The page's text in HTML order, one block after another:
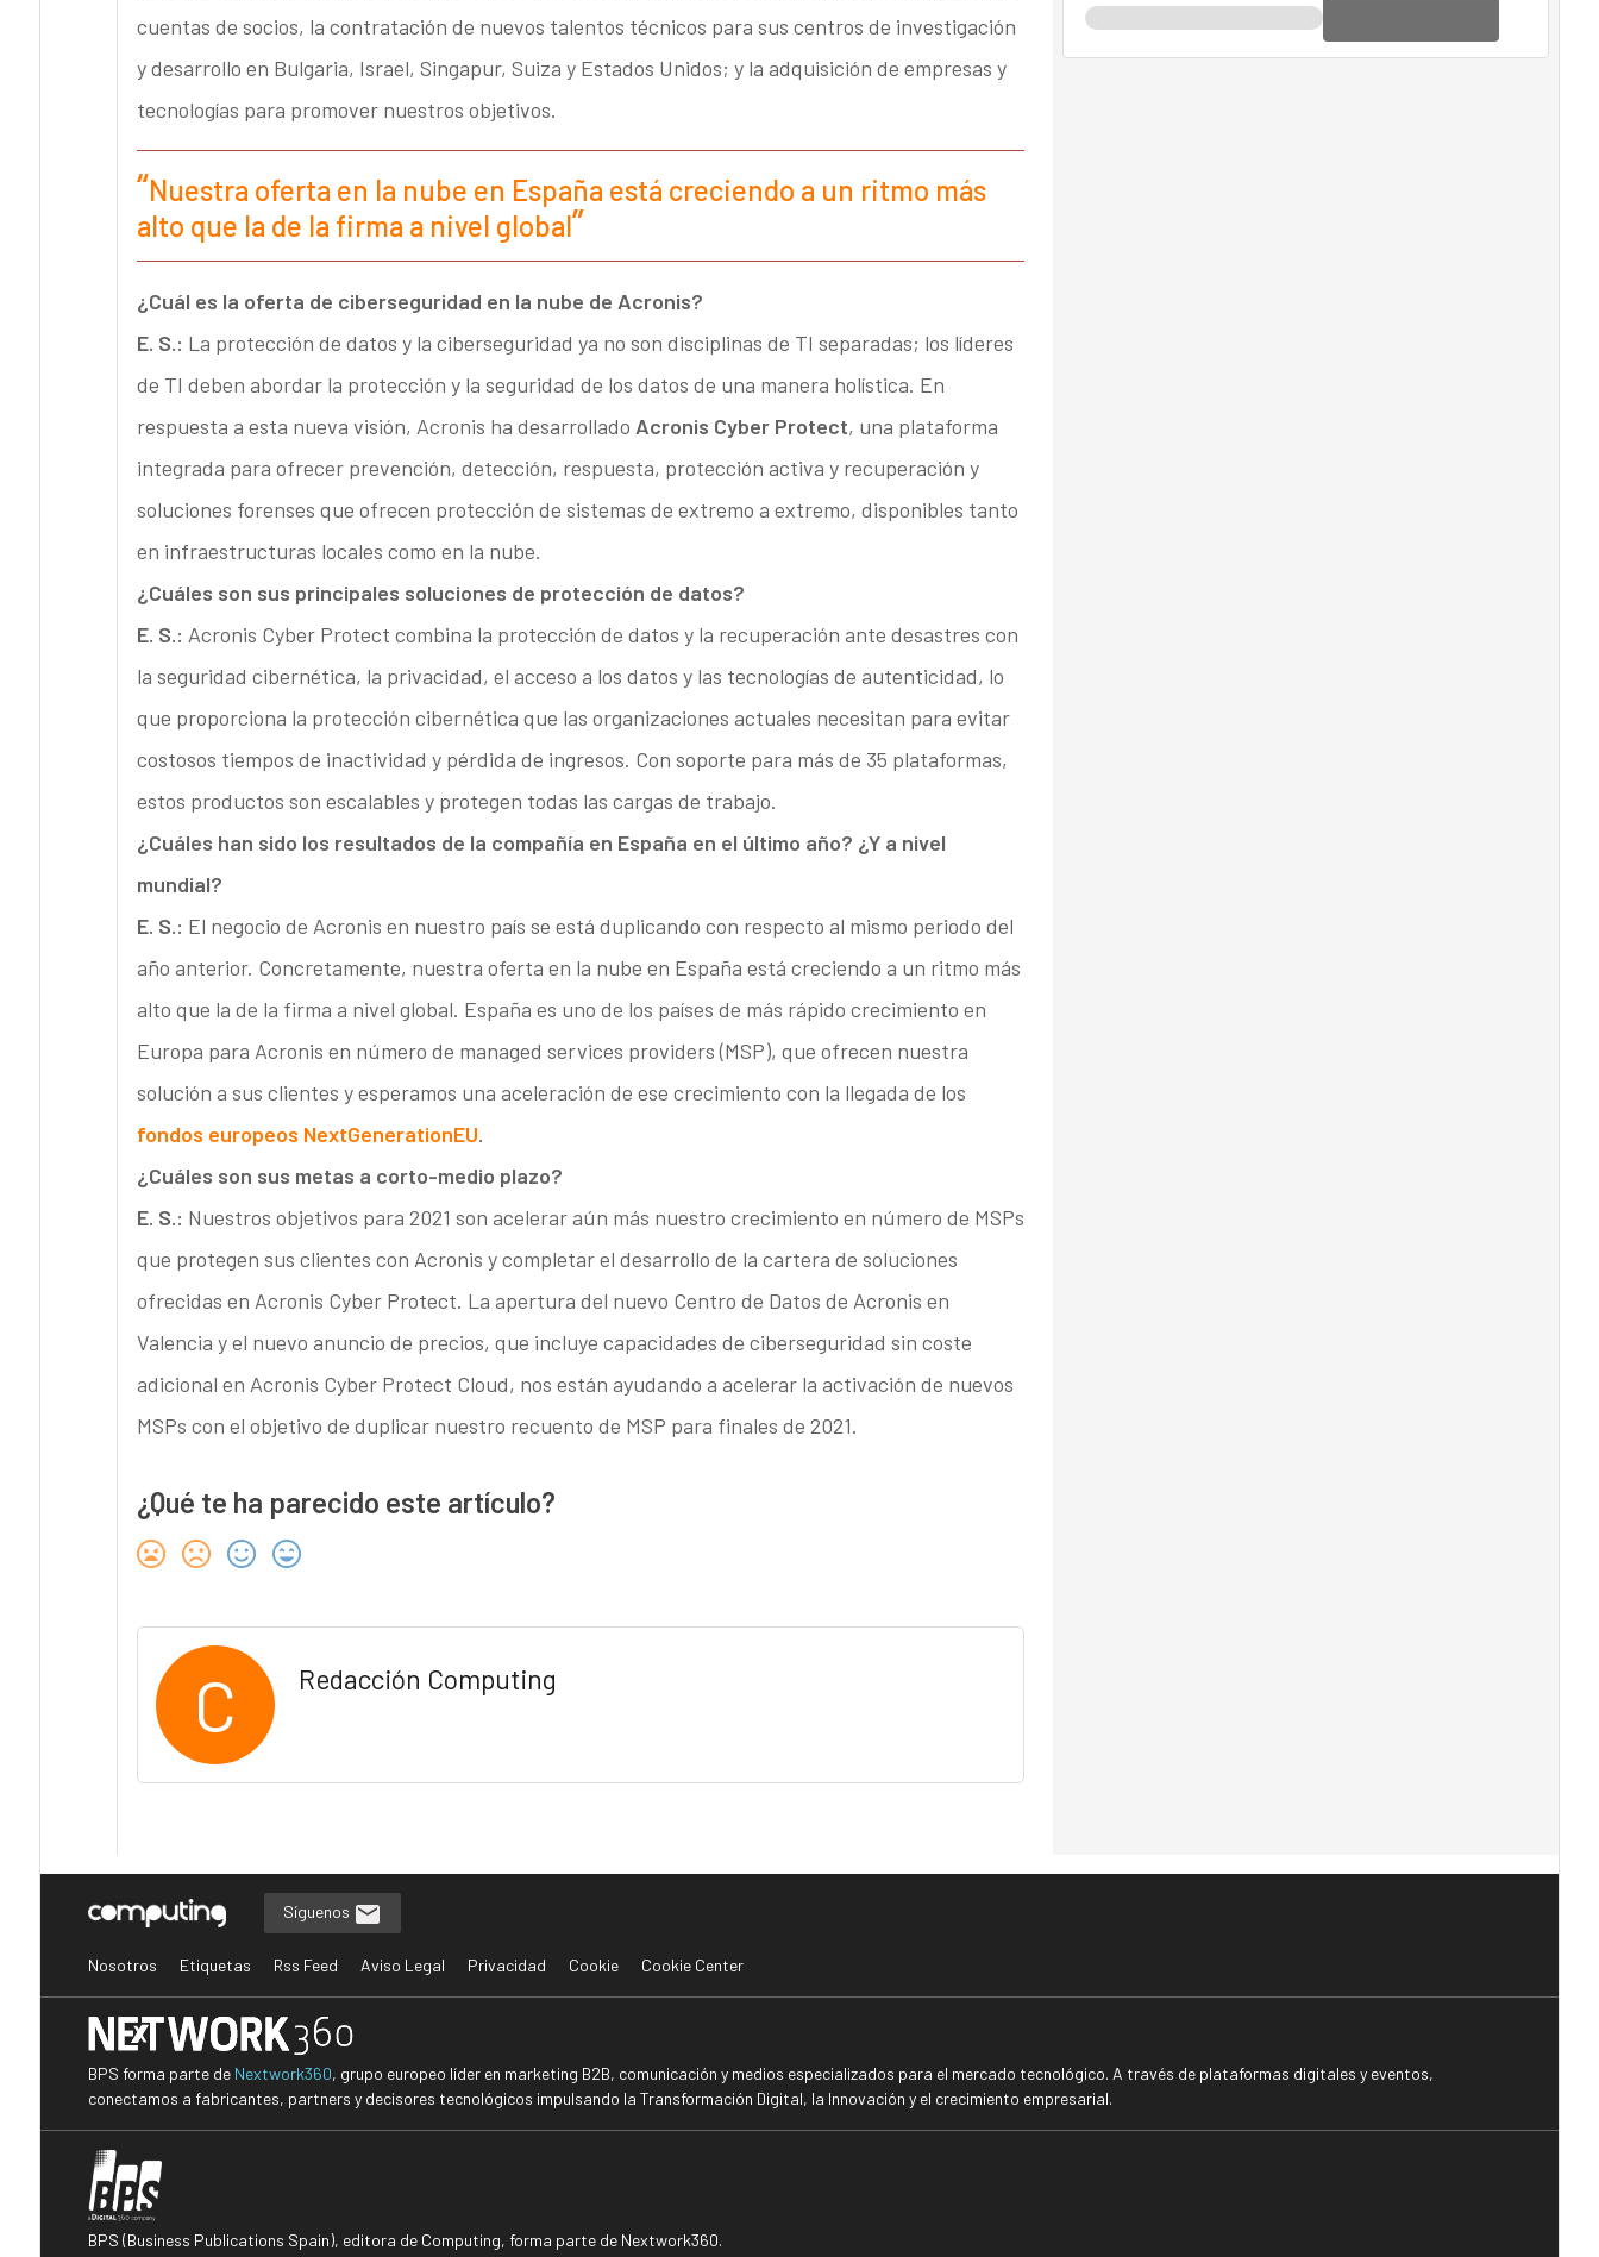
cuentas de socios, la contratación de nuevos talentos técnicos para sus centros de investigación
y desarrollo en Bulgaria, Israel, Singapur, Suiza y Estados Unidos; y la adquisición de empresas y
tecnologías para promover nuestros objetivos.
Nuestra oferta en la nube en España está creciendo a un ritmo más
alto que la de la firma a nivel global
¿Cuál es la oferta de ciberseguridad en la nube de Acronis?
E. S.: La protección de datos y la ciberseguridad ya no son disciplinas de TI separadas; los líderes
de TI deben abordar la protección y la seguridad de los datos de una manera holística. En
respuesta a esta nueva visión, Acronis ha desarrollado Acronis Cyber Protect, una plataforma
integrada para ofrecer prevención, detección, respuesta, protección activa y recuperación y
soluciones forenses que ofrecen protección de sistemas de extremo a extremo, disponibles tanto
en infraestructuras locales como en la nube.
¿Cuáles son sus principales soluciones de protección de datos?
E. S.: Acronis Cyber Protect combina la protección de datos y la recuperación ante desastres con
la seguridad cibernética, la privacidad, el acceso a los datos y las tecnologías de autenticidad, lo
que proporciona la protección cibernética que las organizaciones actuales necesitan para evitar
costosos tiempos de inactividad y pérdida de ingresos. Con soporte para más de 35 plataformas,
estos productos son escalables y protegen todas las cargas de trabajo.
¿Cuáles han sido los resultados de la compañía en España en el último año? ¿Y a nivel
mundial?
E. S.: El negocio de Acronis en nuestro país se está duplicando con respecto al mismo periodo del
año anterior. Concretamente, nuestra oferta en la nube en España está creciendo a un ritmo más
alto que la de la firma a nivel global. España es uno de los países de más rápido crecimiento en
Europa para Acronis en número de managed services providers (MSP), que ofrecen nuestra
solución a sus clientes y esperamos una aceleración de ese crecimiento con la llegada de los
fondos europeos NextGenerationEU.
¿Cuáles son sus metas a corto-medio plazo?
E. S.: Nuestros objetivos para 2021 son acelerar aún más nuestro crecimiento en número de MSPs
que protegen sus clientes con Acronis y completar el desarrollo de la cartera de soluciones
ofrecidas en Acronis Cyber Protect. La apertura del nuevo Centro de Datos de Acronis en
Valencia y el nuevo anuncio de precios, que incluye capacidades de ciberseguridad sin coste
adicional en Acronis Cyber Protect Cloud, nos están ayudando a acelerar la activación de nuevos
MSPs con el objetivo de duplicar nuestro recuento de MSP para finales de 2021.
¿Qué te ha parecido este artículo?
C Redacción Computing
Síguenos
Nosotros Etiquetas Rss Feed Aviso Legal Privacidad Cookie Cookie Center
BPS forma parte de Nextwork360, grupo europeo líder en marketing B2B, comunicación y medios especializados para el mercado tecnológico. A través de plataformas digitales y eventos,
conectamos a fabricantes, partners y decisores tecnológicos impulsando la Transformación Digital, la Innovación y el crecimiento empresarial.
BPS (Business Publications Spain), editora de Computing, forma parte de Nextwork360.